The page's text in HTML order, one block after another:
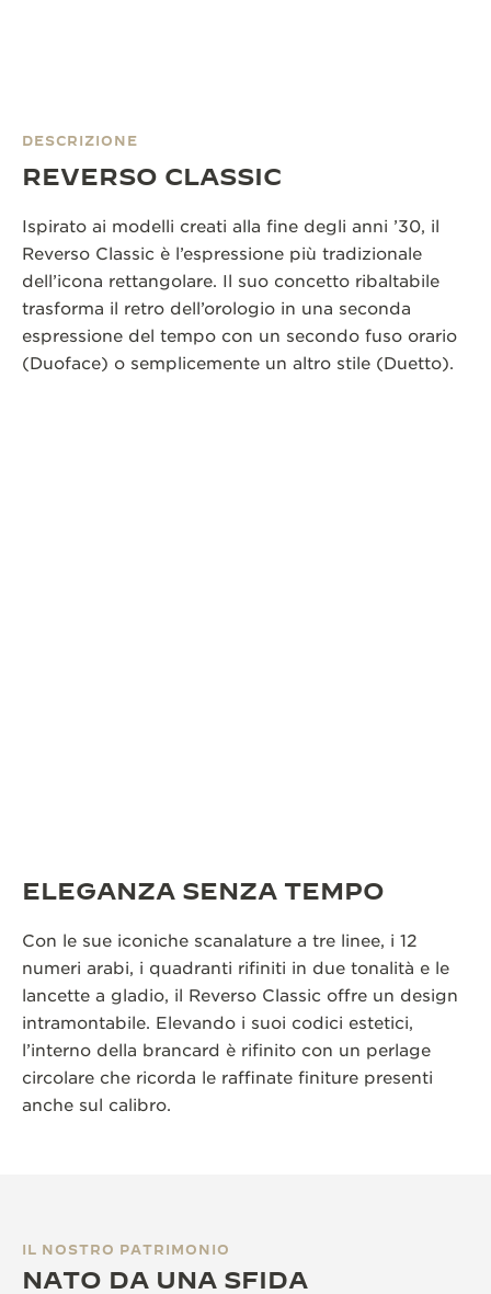
DESCRIZIONE
REVERSO CLASSIC
Ispirato ai modelli creati alla fine degli anni ’30, il
Reverso Classic è l’espressione più tradizionale
dell’icona rettangolare. Il suo concetto ribaltabile
trasforma il retro dell’orologio in una seconda
espressione del tempo con un secondo fuso orario
(Duoface) o semplicemente un altro stile (Duetto).
ELEGANZA SENZA TEMPO
Con le sue iconiche scanalature a tre linee, i 12
numeri arabi, i quadranti rifiniti in due tonalità e le
lancette a gladio, il Reverso Classic offre un design
intramontabile. Elevando i suoi codici estetici,
l’interno della brancard è rifinito con un perlage
circolare che ricorda le raffinate finiture presenti
anche sul calibro.
IL NOSTRO PATRIMONIO
NATO DA UNA SFIDA